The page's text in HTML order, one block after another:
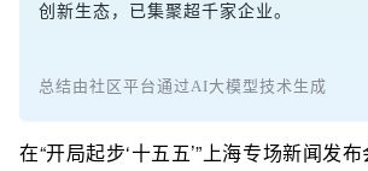
创新生态，已集聚超千家企业。
总结由社区平台通过AI大模型技术生成
在“开局起步‘十五五’”上海专场新闻发